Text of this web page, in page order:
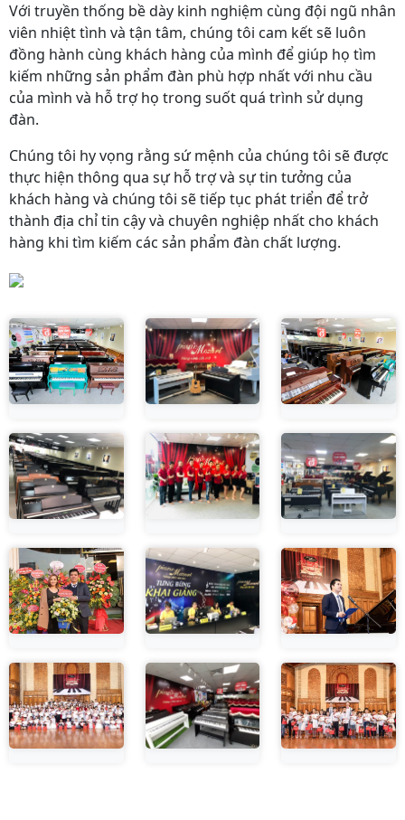
Với truyền thống bề dày kinh nghiệm cùng đội ngũ nhân
viên nhiệt tình và tận tâm, chúng tôi cam kết sẽ luôn
đồng hành cùng khách hàng của mình để giúp họ tìm
kiếm những sản phẩm đàn phù hợp nhất với nhu cầu
của mình và hỗ trợ họ trong suốt quá trình sử dụng
đàn.
Chúng tôi hy vọng rằng sứ mệnh của chúng tôi sẽ được
thực hiện thông qua sự hỗ trợ và sự tin tưởng của
khách hàng và chúng tôi sẽ tiếp tục phát triển để trở
thành địa chỉ tin cậy và chuyên nghiệp nhất cho khách
hàng khi tìm kiếm các sản phẩm đàn chất lượng.